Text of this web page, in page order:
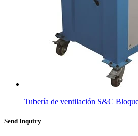
Tubería de ventilación S&C
Send Inquiry